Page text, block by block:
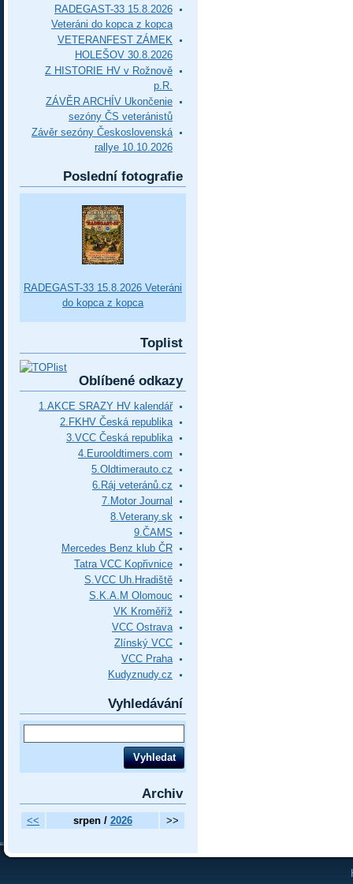
RADEGAST-33 15.8.2026
Veteráni do kopca z kopca
VETERANFEST ZÁMEK
HOLEŠOV 30.8.2026
Z HISTORIE HV v Rožnově
p.R.
ZÁVĚR ARCHÍV Ukončenie
sezóny ČS veteránistů
Závěr sezóny Československá
rallye 10.10.2026
Poslední fotografie
RADEGAST-33 15.8.2026 Veteráni
do kopca z kopca
Toplist
Oblíbené odkazy
1.AKCE SRAZY HV kalendář
2.FKHV Česká republika
3.VCC Česká republika
4.Eurooldtimers.com
5.Oldtimerauto.cz
6.Ráj veteránů.cz
7.Motor Journal
8.Veterany.sk
9.ČAMS
Mercedes Benz klub ČR
Tatra VCC Kopřivnice
S.VCC Uh.Hradiště
S.K.A.M Olomouc
VK Kroměříž
VCC Ostrava
Zlínský VCC
VCC Praha
Kudyznudy.cz
Vyhledávání
Archiv
<< srpen / 2026 >>